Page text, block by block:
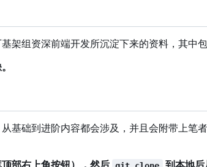
架组资深前端开发所沉淀下来的资料，其中
基础到进阶内容都会涉及，并且会附带上